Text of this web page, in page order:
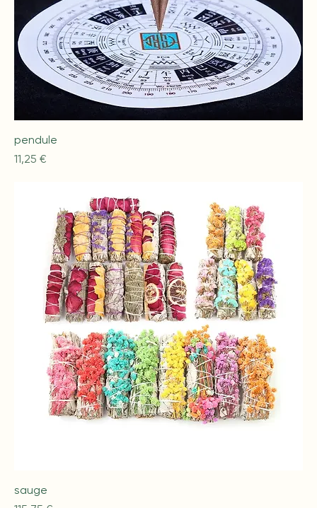
pendule
Prix
11,25 €
sauge